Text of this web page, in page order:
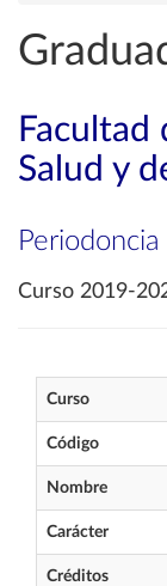
Facultad
Salud y
Periodoncia I
Curso 2019-
Curso
Código
Nombre
Carácter
Créditos